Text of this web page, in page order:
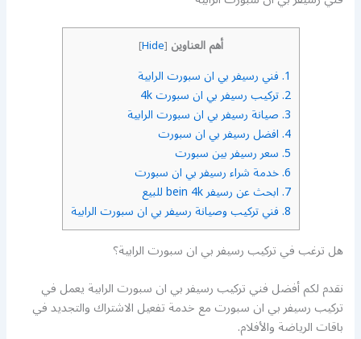
أهم العناوين [
Hide
]
1. فني رسيفر بي ان سبورت الرابية
2. تركيب رسيفر بي ان سبورت 4k
3. صيانة رسيفر بي ان سبورت الرابية
4. افضل رسيفر بي ان سبورت
5. سعر رسيفر بين سبورت
6. خدمة شراء رسيفر بي ان سبورت
7. ابحث عن رسيفر bein 4k للبيع
8. فني تركيب وصيانة رسيفر بي ان سبورت الرابية
هل ترغب في تركيب رسيفر بي ان سبورت الرابية؟
نقدم لكم أفضل فني تركيب رسيفر بي ان سبورت الرابية يعمل في
تركيب رسيفر بي ان سبورت مع خدمة تفعيل الاشتراك والتجديد في
باقات الرياضة والأفلام.